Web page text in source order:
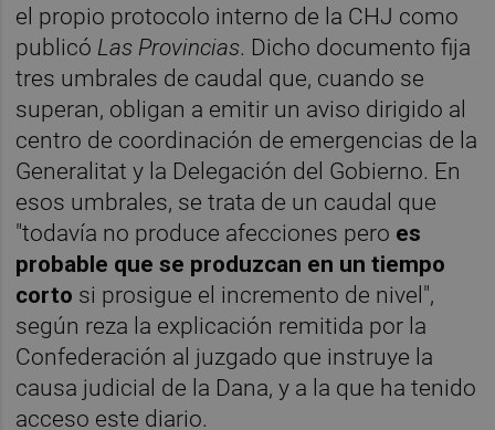
el propio protocolo interno de la CHJ como
publicó Las Provincias. Dicho documento fija
tres umbrales de caudal que, cuando se
superan, obligan a emitir un aviso dirigido al
centro de coordinación de emergencias de la
Generalitat y la Delegación del Gobierno. En
esos umbrales, se trata de un caudal que
"todavía no produce afecciones pero es
probable que se produzcan en un tiempo
corto si prosigue el incremento de nivel",
según reza la explicación remitida por la
Confederación al juzgado que instruye la
causa judicial de la Dana, y a la que ha tenido
acceso este diario.